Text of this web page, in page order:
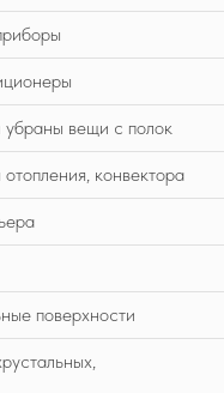
вещи с полок
конвектора
поверхности